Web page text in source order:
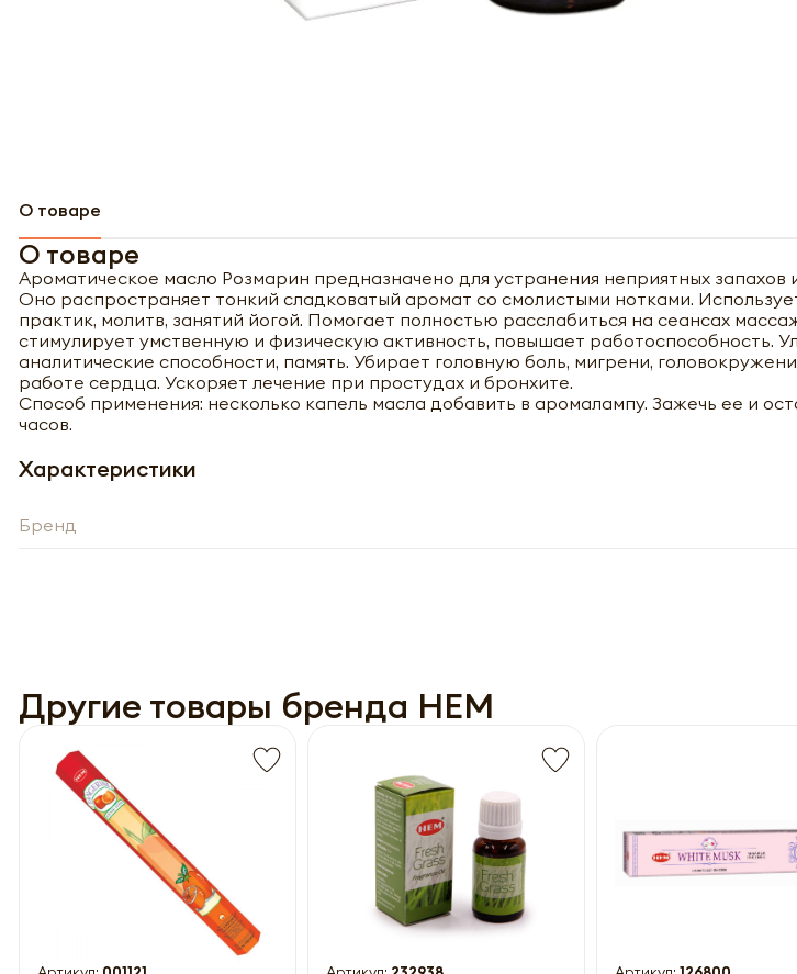
О товаре
О товаре
Ароматическое масло Розмарин предназначено для устранения неприятных
Оно распространяет тонкий сладковатый аромат со смолистыми нотками.
практик, молитв, занятий йогой. Помогает полностью расслабиться на сеансах
стимулирует умственную и физическую активность, повышает работоспособность.
аналитические способности, память. Убирает головную боль, мигрени,
работе сердца. Ускоряет лечение при простудах и бронхите.
Способ применения: несколько капель масла добавить в аромалампу. Зажечь ее и
часов.
Характеристики
Бренд
Другие товары бренда HEM
Получить
Обязательны к заполнению